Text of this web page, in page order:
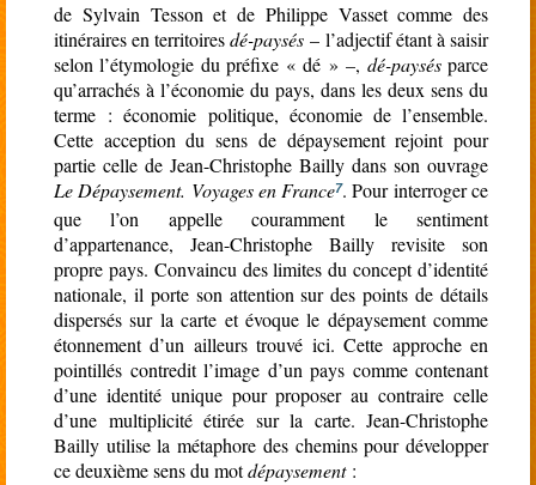
de Sylvain Tesson et de Philippe Vasset comme des
itinéraires en territoiresdé-paysés – l’adjectif étant à saisir
selon l’étymologie du préfixe « dé » –, dé-paysésparce
qu’arrachés à l’économie du pays, dans les deux sens du
terme : économie politique, économie de l’ensemble.
Cette acception du sens de dépaysement rejoint pour
partie celle de Jean-Christophe Bailly dans son ouvrage
Le Dépaysement. Voyages en France7. Pour interroger ce
que l’on appelle couramment le sentiment
d’appartenance, Jean-Christophe Bailly revisite son
propre pays. Convaincu des limites du concept d’identité
nationale, il porte son attention sur des points de détails
dispersés sur la carte et évoque le dépaysement comme
étonnement d’un ailleurs trouvé ici. Cette approche en
pointillés contredit l’image d’un pays comme contenant
d’une identité unique pour proposer au contraire celle
d’une multiplicité étirée sur la carte. Jean-Christophe
Bailly utilise la métaphore des chemins pour développer
ce deuxième sens du motdépaysement: